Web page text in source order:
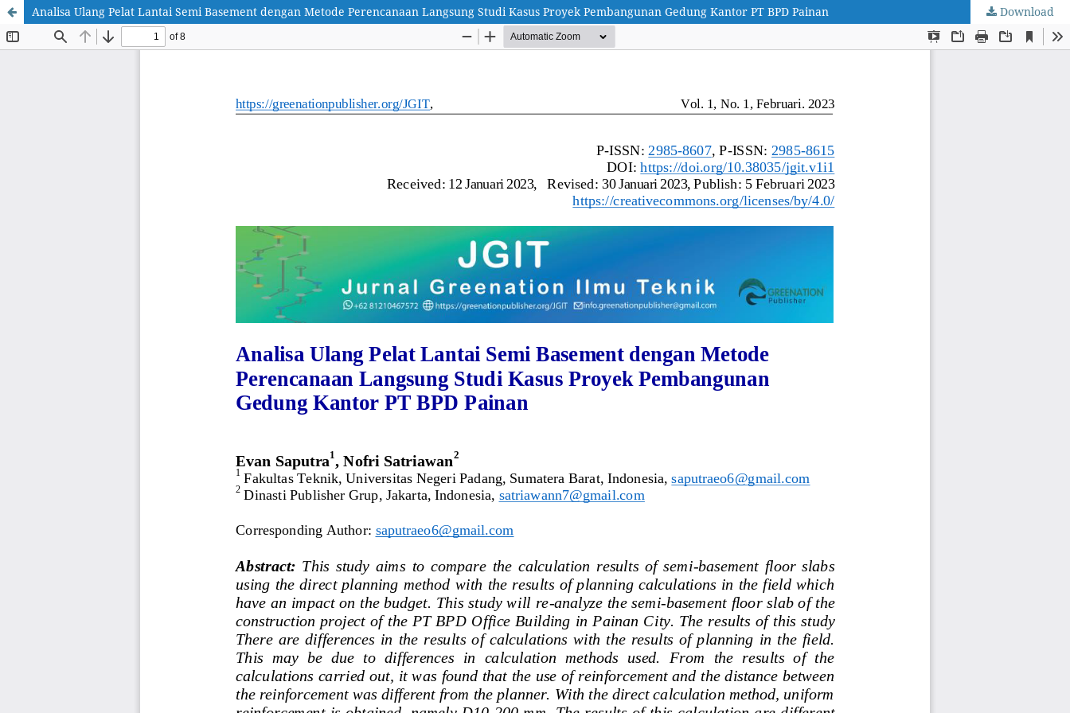
Analisa Ulang Pelat Lantai Semi Basement dengan Metode Perencanaan Langsung Studi Kasus Proyek Pembangunan Gedung Kantor PT BPD Painan Download